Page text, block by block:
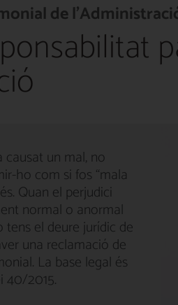
de
un mal, no
ho com si fos “mala
Quan el perjudici
normal o anormal
tens el deure jurídic de
una reclamació de
La base legal és
40/2015.